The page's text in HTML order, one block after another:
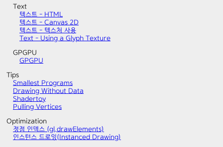
Text
텍스트 - HTML
텍스트 - Canvas 2D
텍스트 - 텍스처 사용
Text - Using a Glyph Texture
GPGPU
GPGPU
Tips
Smallest Programs
Drawing Without Data
Shadertoy
Pulling Vertices
Optimization
정점 인덱스 (gl.drawElements)
인스턴스 드로잉(Instanced Drawing)